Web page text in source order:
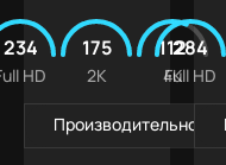
234
HD
175
2K
112
4K
284
Full HD